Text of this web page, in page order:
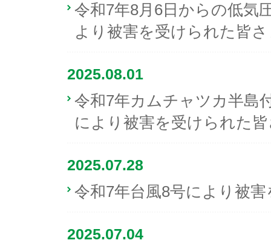
令和7年8月6日からの低気
より被害を受けられた皆
2025.08.01
令和7年カムチャツカ半島
により被害を受けられた
2025.07.28
令和7年台風8号により被
2025.07.04